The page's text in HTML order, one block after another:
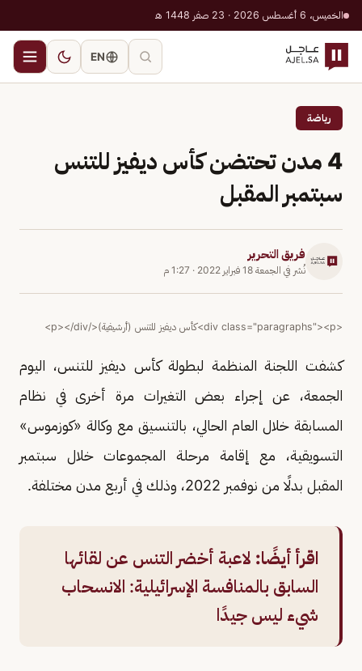
الخميس، 6 أغسطس 2026 · 23 صفر 1448 هـ
EN
رياضة
4 مدن تحتضن كأس ديفيز للتنس
سبتمبر المقبل
فريق التحرير
نُشر في الجمعة 18 فبراير 2022 · 1:27 م
<div class="paragraphs"><p>كأس ديفيز للتنس (أرشيفية)</p></div>
كشفت اللجنة المنظمة لبطولة كأس ديفيز للتنس، اليوم
الجمعة، عن إجراء بعض التغيرات مرة أخرى في نظام
المسابقة خلال العام الحالي، بالتنسيق مع وكالة «كوزموس»
التسويقية، مع إقامة مرحلة المجموعات خلال سبتمبر
المقبل بدلًا من نوفمبر 2022، وذلك في أربع مدن مختلفة.
اقرأ أيضًا: لاعبة أخضر التنس عن لقائها
السابق بالمنافسة الإسرائيلية: الانسحاب
شيء ليس جيدًا